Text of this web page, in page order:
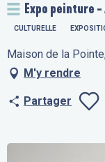
Expo peinture
CULTURELLE
Maison de la
M'y rendre
Partager